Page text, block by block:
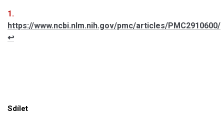
https://www.ncbi.nlm.nih.gov/pmc/articles/PMC2910600/
↩︎
Sdílet